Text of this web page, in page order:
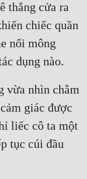
thẳng cửa ra
chiếc quần
nổi mông
vừa nhìn chằm
giác được
liếc cô ta một
tục cúi đầu